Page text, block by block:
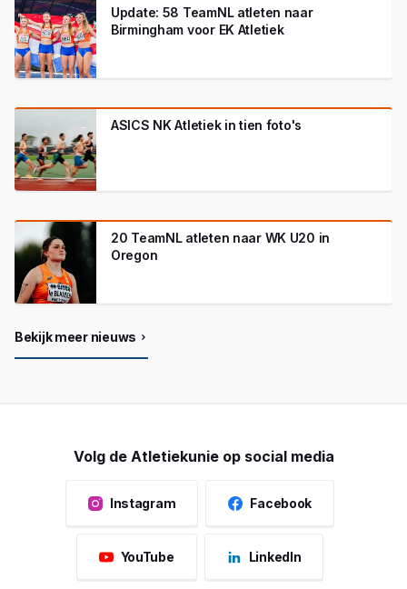
Update: 58 TeamNL atleten naar
Birmingham voor EK Atletiek
ASICS NK Atletiek in tien foto's
20 TeamNL atleten naar WK U20 in
Oregon
Bekijk meer nieuws
Volg de Atletiekunie op social media
Instagram Facebook
YouTube LinkedIn